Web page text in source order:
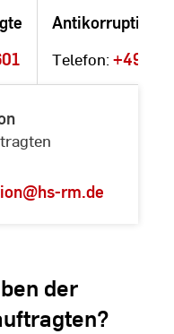
Telefon: +49
@hs-rm.de
der